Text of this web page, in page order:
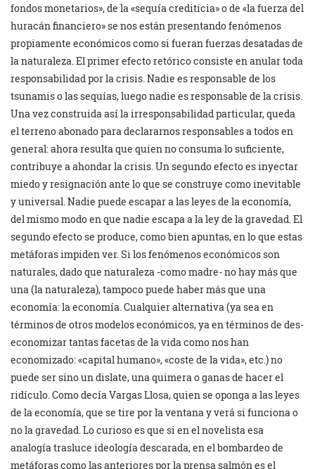
fondos monetarios», de la «sequía crediticia» o de «la fuerza del
huracán financiero» se nos están presentando fenómenos
propiamente económicos como si fueran fuerzas desatadas de
la naturaleza. El primer efecto retórico consiste en anular toda
responsabilidad por la crisis. Nadie es responsable de los
tsunamis o las sequías, luego nadie es responsable de la crisis.
Una vez construida así la irresponsabilidad particular, queda
el terreno abonado para declararnos responsables a todos en
general: ahora resulta que quien no consuma lo suficiente,
contribuye a ahondar la crisis. Un segundo efecto es inyectar
miedo y resignación ante lo que se construye como inevitable
y universal. Nadie puede escapar a las leyes de la economía,
del mismo modo en que nadie escapa a la ley de la gravedad. El
segundo efecto se produce, como bien apuntas, en lo que estas
metáforas impiden ver. Si los fenómenos económicos son
naturales, dado que naturaleza -como madre- no hay más que
una (la naturaleza), tampoco puede haber más que una
economía: la economía. Cualquier alternativa (ya sea en
términos de otros modelos económicos, ya en términos de des-
economizar tantas facetas de la vida como nos han
economizado: «capital humano», «coste de la vida», etc.) no
puede ser sino un dislate, una quimera o ganas de hacer el
ridículo. Como decía Vargas Llosa, quien se oponga a las leyes
de la economía, que se tire por la ventana y verá si funciona o
no la gravedad. Lo curioso es que si en el novelista esa
analogía trasluce ideología descarada, en el bombardeo de
metáforas como las anteriores por la prensa salmón es el